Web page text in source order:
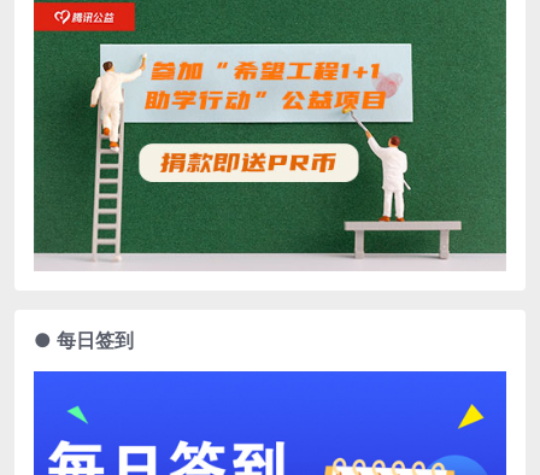
● 每日签到